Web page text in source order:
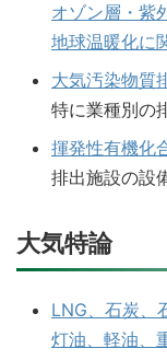
オゾン層・紫
地球温暖化に
大気汚染物質
特に業種別の
揮発性有機化
排出施設の設
大気特論
LNG、石炭、
灯油、軽油、